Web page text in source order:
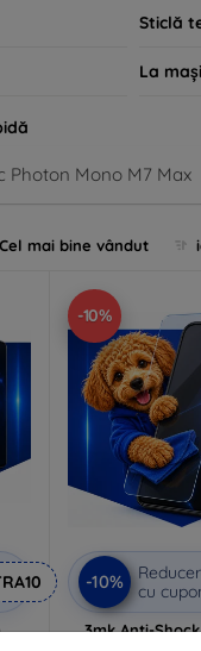
Sticlă
La
Photon Mono M7 Max
Cel mai bine vândut
-10%
-10%
cu
3mk Anti-